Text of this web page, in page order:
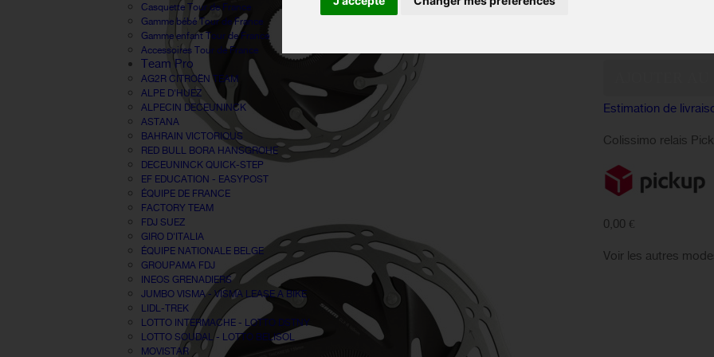
Casquette Tour de France
Gamme bébé Tour de France
Gamme enfant Tour de France
Accessoires Tour de France
Team Pro
AG2R CITROËN TEAM
ALPE D'HUEZ
ALPECIN DECEUNINCK
ASTANA
BAHRAIN VICTORIOUS
RED BULL BORA HANSGROHE
DECEUNINCK QUICK-STEP
EF EDUCATION - EASYPOST
ÉQUIPE DE FRANCE
FACTORY TEAM
FDJ SUEZ
GIRO D'ITALIA
ÉQUIPE NATIONALE BELGE
GROUPAMA FDJ
INEOS GRENADIERS
JUMBO VISMA - VISMA LEASE A BIKE
LIDL-TREK
LOTTO INTERMACHE - LOTTO DSTNY
LOTTO SOUDAL - LOTTO BELISOL
MOVISTAR
Estimation de
Colissimo relais
0,00 €
Voir les autres